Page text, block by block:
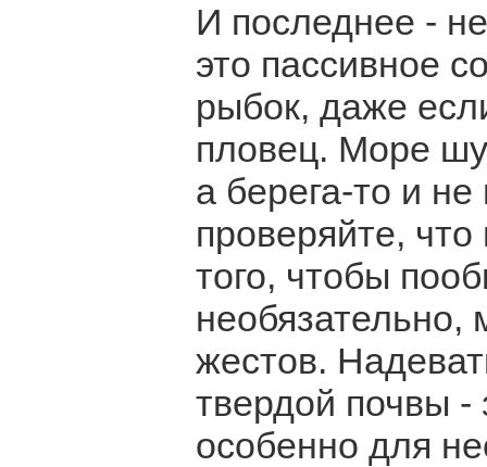
И последнее -
это пассивное
рыбок, даже
пловец. Море
а берега-то и
проверяйте,
того, чтобы
необязательно,
жестов.
твердой почвы -
особенно для